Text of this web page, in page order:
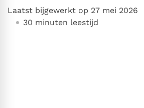
Laatst bijgewerkt op 27 mei 2026
30 minuten leestijd